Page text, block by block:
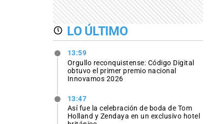
LO ÚLTIMO
13:59
Orgullo reconquistense: Código Digital
obtuvo el primer premio nacional
Innovamos 2026
13:47
Así fue la celebración de boda de Tom
Holland y Zendaya en un exclusivo hotel